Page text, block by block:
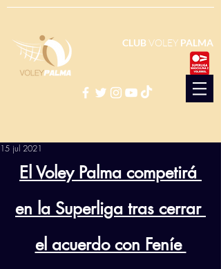
CLUBVOLEY PALMA
15 jul 2021
El Voley Palma competirá
en la Superliga tras cerrar
el acuerdo con Feníe